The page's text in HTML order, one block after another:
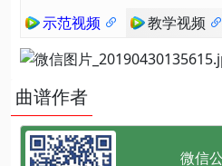
示范视频 教学视频
曲谱作者